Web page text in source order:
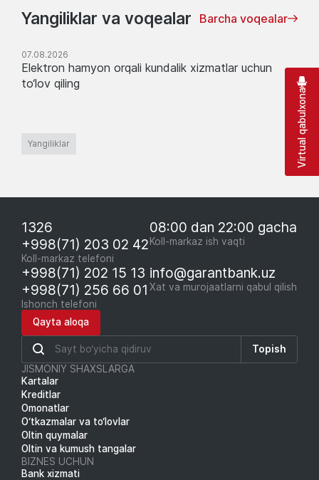
Yangiliklar va voqealar Barcha voqealar
07.08.2026
Elektron hamyon orqali kundalik xizmatlar uchun
to‘lov qiling
Yangiliklar
1326
+998(71) 203 02 42
Koll-markaz telefoni
08:00 dan 22:00 gacha
Koll-markaz ish vaqti
+998(71) 202 15 13
+998(71) 256 66 01
Ishonch telefoni
info@garantbank.uz
Xat va murojaatlarni qabul qilish
Qayta aloqa
Topish
JISMONIY SHAXSLARGA
Kartalar
Kreditlar
Omonatlar
O‘tkazmalar va to‘lovlar
Oltin quymalar
Oltin va kumush tangalar
BIZNES UCHUN
Bank xizmati
Virtual qabulxona